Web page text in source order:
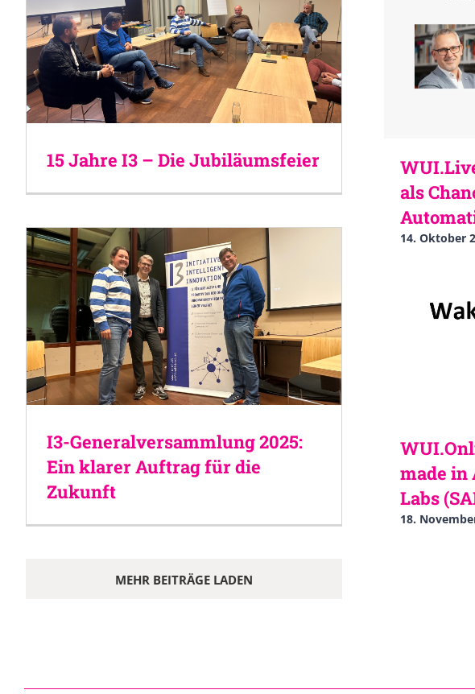
15 Jahre I3 – Die Jubiläumsfeier
I3-Generalversammlung 2025:
Ein klarer Auftrag für die
Zukunft
MEHR BEITRÄGE LADEN
als
14. Oktober
made in
Labs
18.